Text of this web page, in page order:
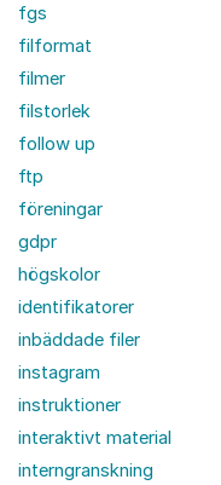
fgs
filformat
filmer
filstorlek
follow up
ftp
föreningar
gdpr
högskolor
identifikatorer
inbäddade filer
instagram
instruktioner
interaktivt material
interngranskning